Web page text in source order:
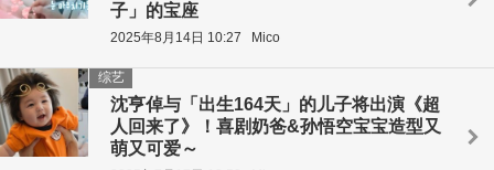
子」的宝座
2025年8月14日 10:27 Mico
沈亨倬与「出生164天」的儿子将出演《超
人回来了》！喜剧奶爸&孙悟空宝宝造型又
萌又可爱～
综艺